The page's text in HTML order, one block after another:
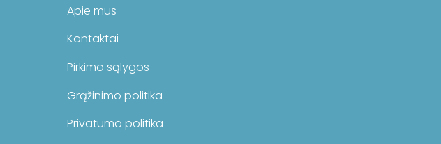
Apie mus
Kontaktai
Pirkimo sąlygos
Grąžinimo politika
Privatumo politika